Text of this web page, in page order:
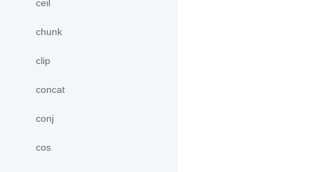
ceil
chunk
clip
concat
conj
cos